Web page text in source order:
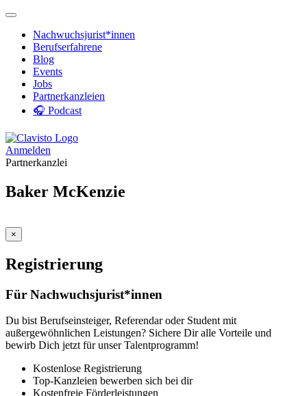
Nachwuchsjurist*innen
Berufserfahrene
Blog
Events
Jobs
Partnerkanzleien
🎧 Podcast
Anmelden
Partnerkanzlei
Baker McKenzie
×
Registrierung
Für Nachwuchsjurist*innen
Du bist Berufseinsteiger, Referendar oder Student mit
außergewöhnlichen Leistungen? Sichere Dir alle Vorteile und
bewirb Dich jetzt für unser Talentprogramm!
Kostenlose Registrierung
Top-Kanzleien bewerben sich bei dir
Kostenfreie Förderleistungen